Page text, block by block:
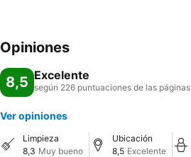
Opiniones
8,5 Excelente
según 226 puntuaciones de las páginas
Ver opiniones
Limpieza
8,3 Muy bueno
Ubicación
8,5 Excelente